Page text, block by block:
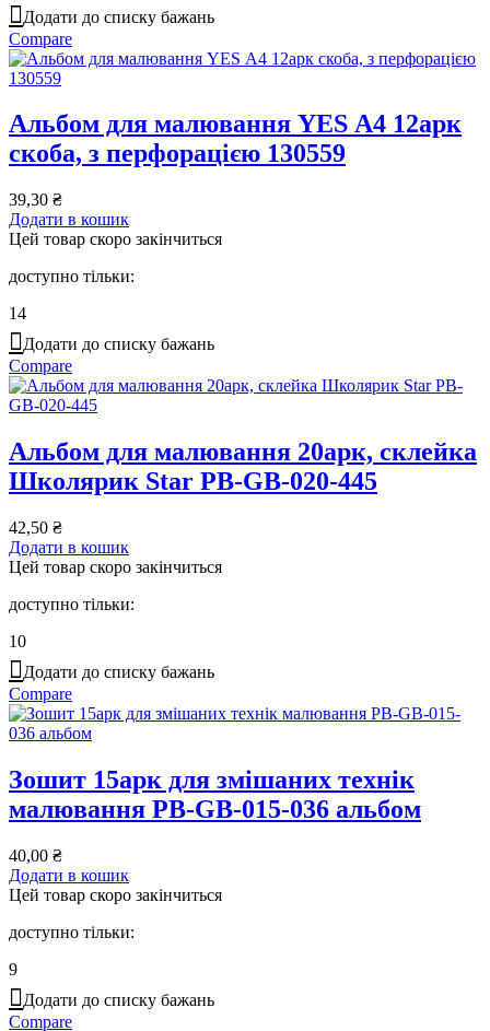
Додати до списку бажань
Compare
Альбом для малювання YES А4 12арк
скоба, з перфорацією 130559
39,30 ₴
Додати в кошик
Цей товар скоро закінчиться
доступно тільки:
14
Додати до списку бажань
Compare
Альбом для малювання 20арк, склейка
Школярик Star PB-GB-020-445
42,50 ₴
Додати в кошик
Цей товар скоро закінчиться
доступно тільки:
10
Додати до списку бажань
Compare
Зошит 15арк для змішаних технік
малювання PB-GB-015-036 альбом
40,00 ₴
Додати в кошик
Цей товар скоро закінчиться
доступно тільки:
9
Додати до списку бажань
Compare